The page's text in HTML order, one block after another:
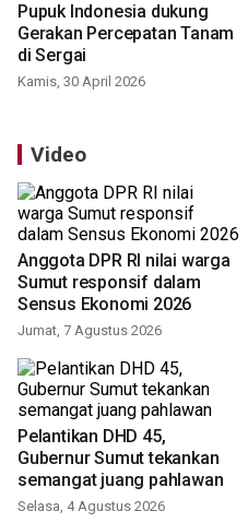
Pupuk Indonesia dukung
Gerakan Percepatan Tanam
di Sergai
Kamis, 30 April 2026
Video
Sumut responsif dalam
Sensus Ekonomi 2026
Jumat, 7 Agustus 2026